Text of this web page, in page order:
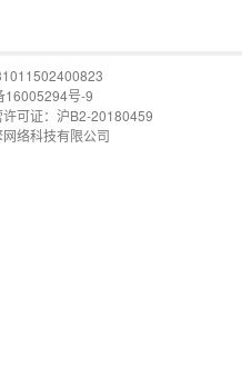
16005294号-9
可证：沪B2-20180459
络科技有限公司